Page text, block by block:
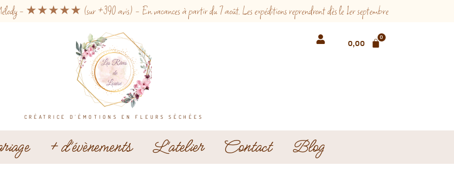
Mélody - ★★★★★ (sur +390 avis) - En vacances à partir du 7 août. Les expéditions reprendront dès le 1er septembre
CRÉATRICE D'ÉMOTIONS EN FLEURS SÉCHÉES
0,00
0
+ d’évènements L’atelier Contact Blog